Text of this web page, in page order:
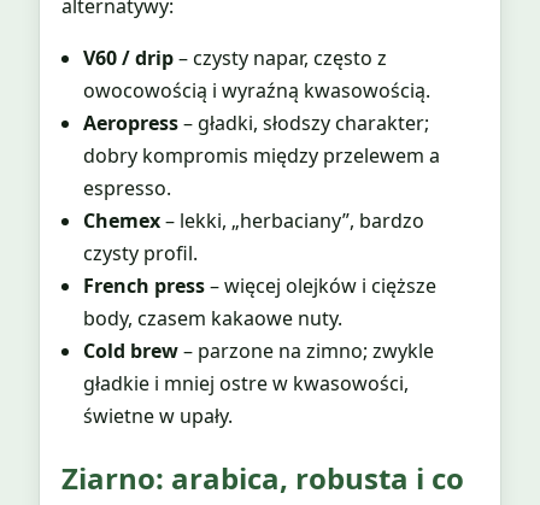
alternatywy:
V60 / drip– czysty napar, często z
owocowością i wyraźną kwasowością.
Aeropress– gładki, słodszy charakter;
dobry kompromis między przelewem a
espresso.
Chemex– lekki, „herbaciany”, bardzo
czysty profil.
French press– więcej olejków i cięższe
body, czasem kakaowe nuty.
Cold brew– parzone na zimno; zwykle
gładkie i mniej ostre w kwasowości,
świetne w upały.
Ziarno: arabica, robusta i co